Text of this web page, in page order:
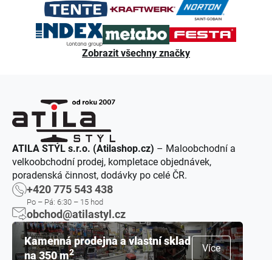
Zobrazit všechny značky
ATILA STÝL s.r.o. (Atilashop.cz) – Maloobchodní a
velkoobchodní prodej, kompletace objednávek,
poradenská činnost, dodávky po celé ČR.
+420 775 543 438
Po – Pá: 6:30 – 15 hod
obchod@atilastyl.cz
Kamenná prodejna a vlastní sklad
na 350 m2 Více